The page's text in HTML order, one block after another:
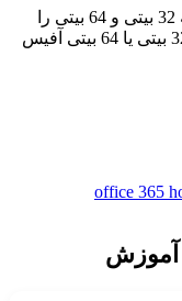
بعد از دانلود این فایل می توانید هر دو نسخه 32 بیتی و 64 بیتی را
داشته باشید.دقت نمایید برای نصب نسخه 32 بیتی یا 64 بیتی آفیس
office 365
آموزش